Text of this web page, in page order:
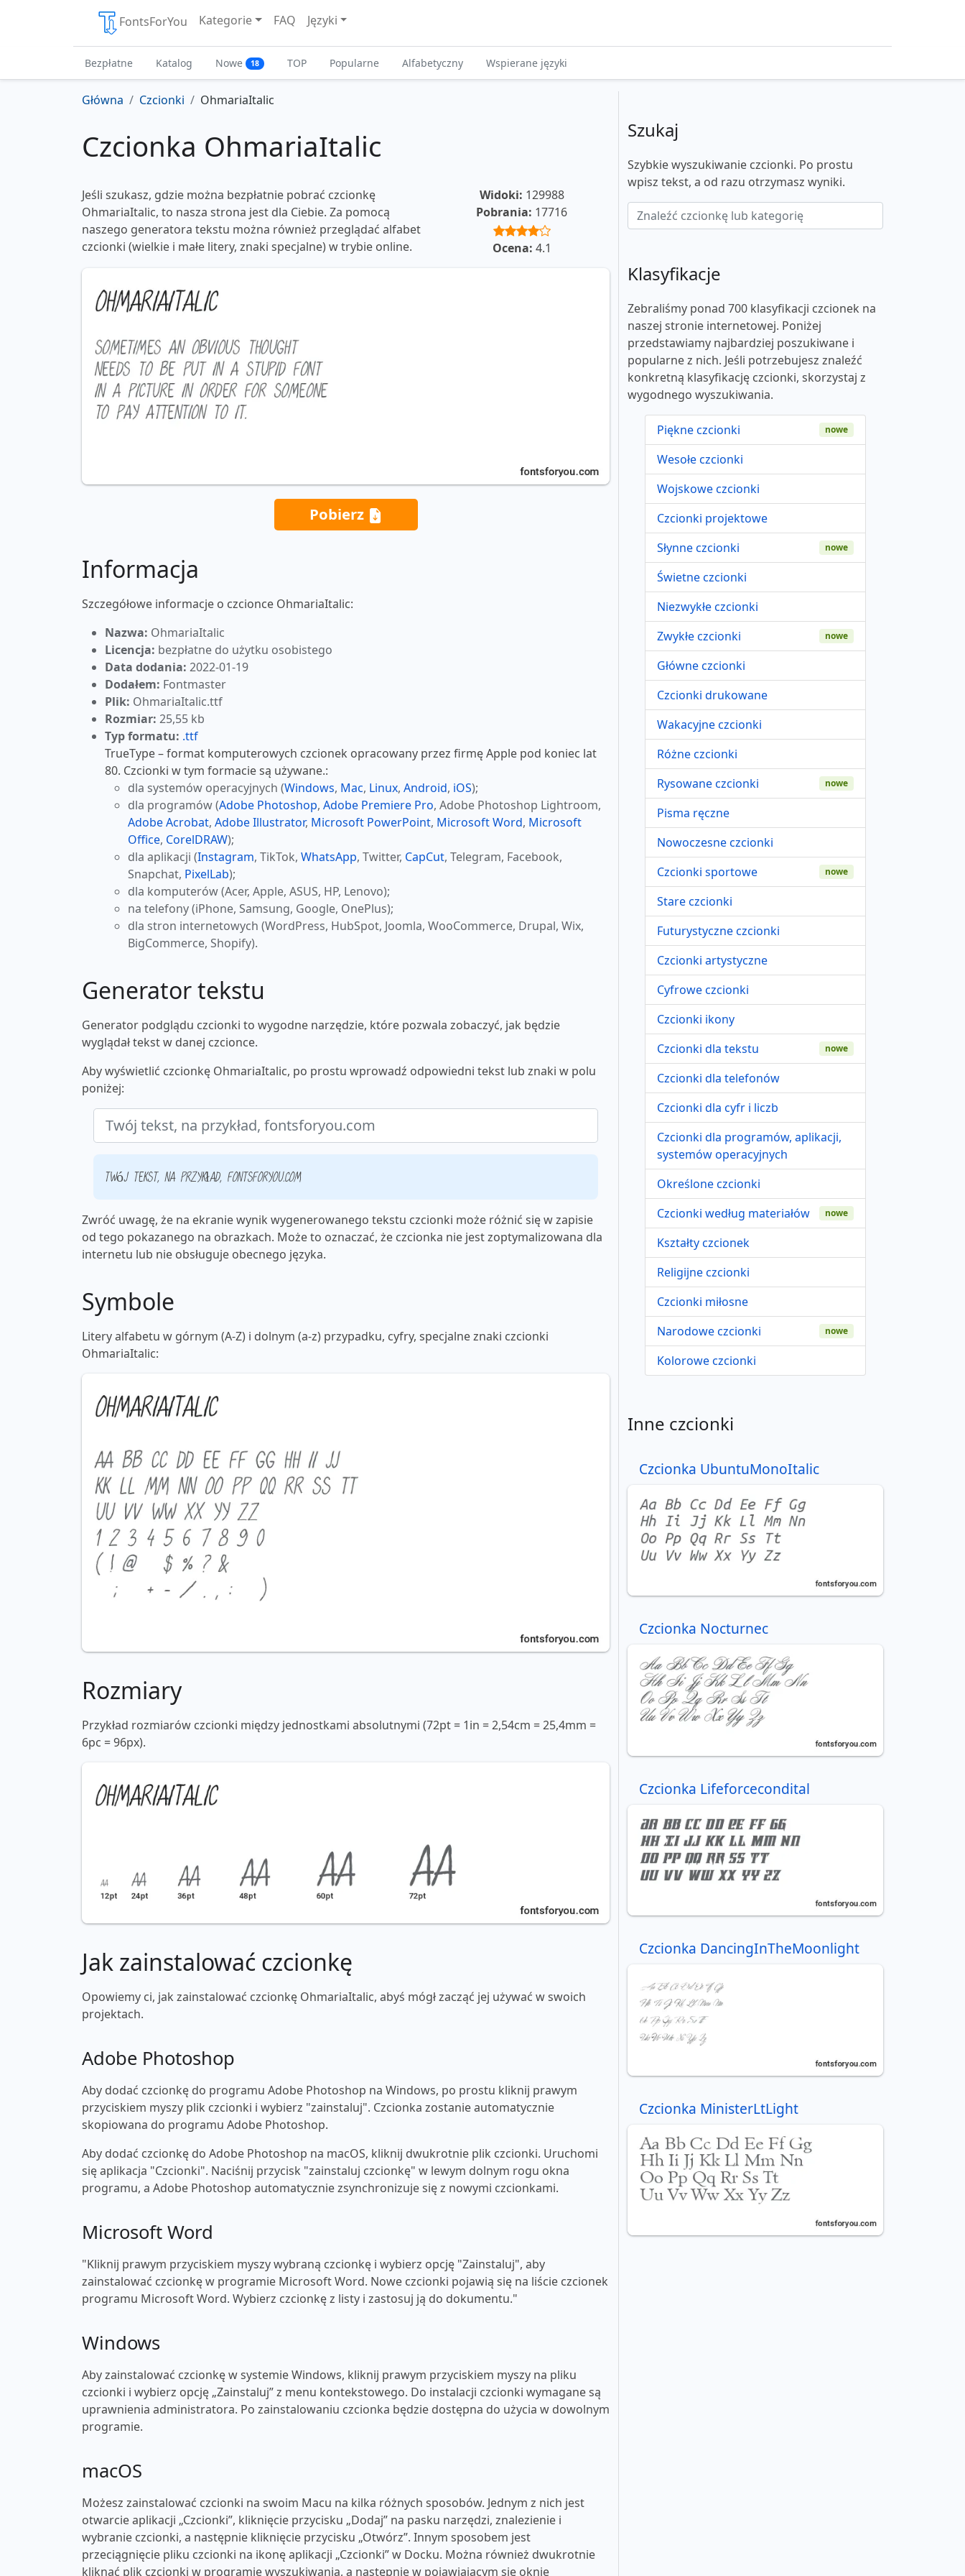
FontsForYou Kategorie FAQ Języki
Bezpłatne Katalog Nowe 18 TOP Popularne Alfabetyczny Wspierane języki
Główna Czcionki OhmariaItalic
Czcionka OhmariaItalic
Jeśli szukasz, gdzie można bezpłatnie pobrać czcionkę
OhmariaItalic, to nasza strona jest dla Ciebie. Za pomocą
naszego generatora tekstu można również przeglądać alfabet
czcionki (wielkie i małe litery, znaki specjalne) w trybie online.
Widoki: 129988
Pobrania: 17716
Ocena: 4.1
Pobierz
Informacja
Szczegółowe informacje o czcionce OhmariaItalic:
Nazwa: OhmariaItalic
Licencja: bezpłatne do użytku osobistego
Data dodania: 2022-01-19
Dodałem: Fontmaster
Plik: OhmariaItalic.ttf
Rozmiar: 25,55 kb
Typ formatu: .ttf
TrueType – format komputerowych czcionek opracowany przez firmę Apple pod koniec lat
80. Czcionki w tym formacie są używane.:
dla systemów operacyjnych (Windows, Mac, Linux, Android, iOS);
dla programów (Adobe Photoshop, Adobe Premiere Pro, Adobe Photoshop Lightroom,
Adobe Acrobat, Adobe Illustrator, Microsoft PowerPoint, Microsoft Word, Microsoft
Office, CorelDRAW);
dla aplikacji (Instagram, TikTok, WhatsApp, Twitter, CapCut, Telegram, Facebook,
Snapchat, PixelLab);
dla komputerów (Acer, Apple, ASUS, HP, Lenovo);
na telefony (iPhone, Samsung, Google, OnePlus);
dla stron internetowych (WordPress, HubSpot, Joomla, WooCommerce, Drupal, Wix,
BigCommerce, Shopify).
Generator tekstu
Generator podglądu czcionki to wygodne narzędzie, które pozwala zobaczyć, jak będzie
wyglądał tekst w danej czcionce.
Aby wyświetlić czcionkę OhmariaItalic, po prostu wprowadź odpowiedni tekst lub znaki w polu
poniżej:
Twój tekst, na przykład, fontsforyou.com
Zwróć uwagę, że na ekranie wynik wygenerowanego tekstu czcionki może różnić się w zapisie
od tego pokazanego na obrazkach. Może to oznaczać, że czcionka nie jest zoptymalizowana dla
internetu lub nie obsługuje obecnego języka.
Symbole
Litery alfabetu w górnym (A-Z) i dolnym (a-z) przypadku, cyfry, specjalne znaki czcionki
OhmariaItalic:
Rozmiary
Przykład rozmiarów czcionki między jednostkami absolutnymi (72pt = 1in = 2,54cm = 25,4mm =
6pc = 96px).
Jak zainstalować czcionkę
Opowiemy ci, jak zainstalować czcionkę OhmariaItalic, abyś mógł zacząć jej używać w swoich
projektach.
Adobe Photoshop
Aby dodać czcionkę do programu Adobe Photoshop na Windows, po prostu kliknij prawym
przyciskiem myszy plik czcionki i wybierz "zainstaluj". Czcionka zostanie automatycznie
skopiowana do programu Adobe Photoshop.
Aby dodać czcionkę do Adobe Photoshop na macOS, kliknij dwukrotnie plik czcionki. Uruchomi
się aplikacja "Czcionki". Naciśnij przycisk "zainstaluj czcionkę" w lewym dolnym rogu okna
programu, a Adobe Photoshop automatycznie zsynchronizuje się z nowymi czcionkami.
Microsoft Word
"Kliknij prawym przyciskiem myszy wybraną czcionkę i wybierz opcję "Zainstaluj", aby
zainstalować czcionkę w programie Microsoft Word. Nowe czcionki pojawią się na liście czcionek
programu Microsoft Word. Wybierz czcionkę z listy i zastosuj ją do dokumentu."
Windows
Aby zainstalować czcionkę w systemie Windows, kliknij prawym przyciskiem myszy na pliku
czcionki i wybierz opcję „Zainstaluj” z menu kontekstowego. Do instalacji czcionki wymagane są
uprawnienia administratora. Po zainstalowaniu czcionka będzie dostępna do użycia w dowolnym
programie.
macOS
Możesz zainstalować czcionki na swoim Macu na kilka różnych sposobów. Jednym z nich jest
otwarcie aplikacji „Czcionki”, kliknięcie przycisku „Dodaj” na pasku narzędzi, znalezienie i
wybranie czcionki, a następnie kliknięcie przycisku „Otwórz”. Innym sposobem jest
przeciągnięcie pliku czcionki na ikonę aplikacji „Czcionki” w Docku. Można również dwukrotnie
kliknąć plik czcionki w programie wyszukiwania, a następnie w pojawiającym się oknie
Szukaj
Szybkie wyszukiwanie czcionki. Po prostu
wpisz tekst, a od razu otrzymasz wyniki.
Klasyfikacje
Zebraliśmy ponad 700 klasyfikacji czcionek na
naszej stronie internetowej. Poniżej
przedstawiamy najbardziej poszukiwane i
popularne z nich. Jeśli potrzebujesz znaleźć
konkretną klasyfikację czcionki, skorzystaj z
wygodnego wyszukiwania.
Piękne czcionki nowe
Wesołe czcionki
Wojskowe czcionki
Czcionki projektowe
Słynne czcionki
nowe
Świetne czcionki
Niezwykłe czcionki
Zwykłe czcionki
nowe
Główne czcionki
Czcionki drukowane
Wakacyjne czcionki
Różne czcionki
Rysowane czcionki
nowe
Pisma ręczne
Nowoczesne czcionki
Czcionki sportowe
nowe
Stare czcionki
Futurystyczne czcionki
Czcionki artystyczne
Cyfrowe czcionki
Czcionki ikony
Czcionki dla tekstu
nowe
Czcionki dla telefonów
Czcionki dla cyfr i liczb
Czcionki dla programów, aplikacji,
systemów operacyjnych
Określone czcionki
Czcionki według materiałów
nowe
Kształty czcionek
Religijne czcionki
Czcionki miłosne
Narodowe czcionki
nowe
Kolorowe czcionki
Inne czcionki
Czcionka UbuntuMonoItalic
Czcionka Nocturnec
Czcionka Lifeforcecondital
Czcionka DancingInTheMoonlight
Czcionka MinisterLtLight